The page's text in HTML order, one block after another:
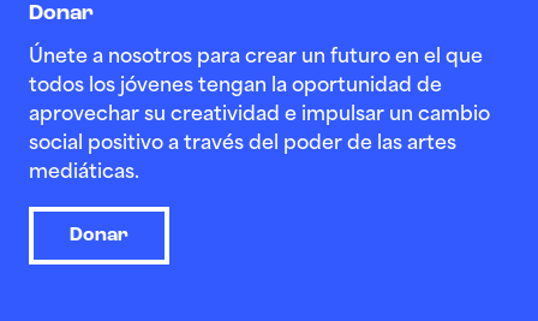
Donar
Únete a nosotros para crear un futuro en el que
todos los jóvenes tengan la oportunidad de
aprovechar su creatividad e impulsar un cambio
social positivo a través del poder de las artes
mediáticas.
Donar